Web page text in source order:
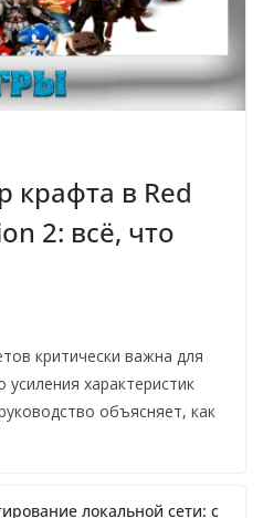
крафта в Red
2: всё, что
критически важна для
характеристик
объясняет, как
локальной сети: с